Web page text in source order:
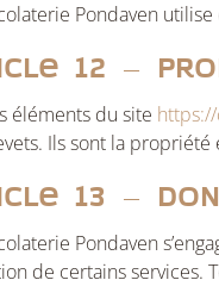
Pondaven
12 –
éléments du site
Ils sont la propriété
13 –
Pondaven
de certains